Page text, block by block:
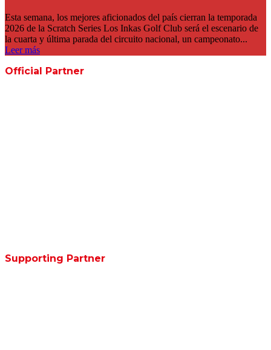
Esta semana, los mejores aficionados del país cierran la temporada
2026 de la Scratch Series Los Inkas Golf Club será el escenario de
la cuarta y última parada del circuito nacional, un campeonato...
Leer más
Official Partner
Supporting Partner